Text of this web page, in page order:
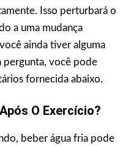
Isso perturbará o
a uma mudança
ainda tiver alguma
pergunta, você pode
fornecida abaixo.
O Exercício?
beber água fria pode